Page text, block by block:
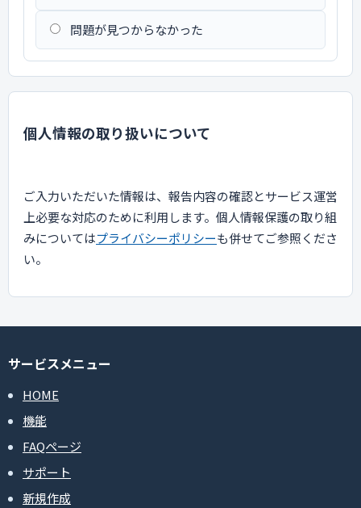
問題が見つからなかった
個人情報の取り扱いについて
ご入力いただいた情報は、報告内容の確認とサービス運営
上必要な対応のために利用します。個人情報保護の取り組
みについてはプライバシーポリシーも併せてご参照くださ
い。
サービスメニュー
HOME
機能
FAQページ
サポート
新規作成